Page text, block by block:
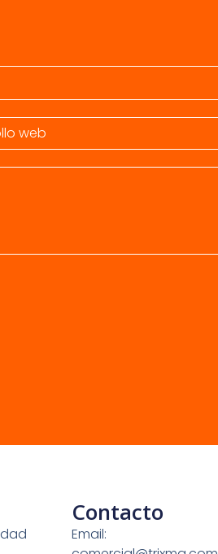
Contacto
Email: